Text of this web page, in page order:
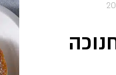
(9 יח’) חנוכה